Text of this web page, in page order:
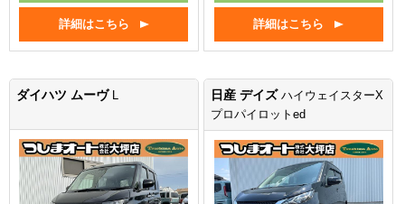
詳細はこちら 詳細はこちら
ダイハツ ムーヴ L 日産 デイズハイウェイスターX
プロパイロットed